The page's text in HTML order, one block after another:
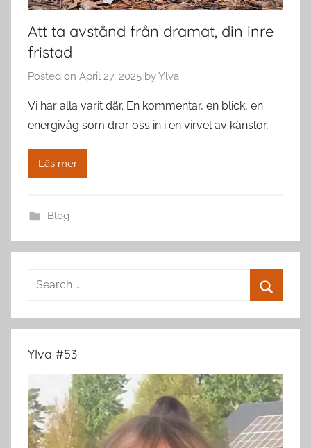
Att ta avstånd från dramat, din inre
fristad
Posted on April 27, 2025 byYlva
Vi har alla varit där. En kommentar, en blick, en
energivåg som drar oss in i en virvel av känslor,
Läs mer
Blog
Search
Ylva #53